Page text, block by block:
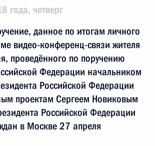
года, четверг
данное по итогам личного
видео-конференц-связи жителя
проведённого по поручению
Федерации начальником
Российской Федерации
проектам Сергеем Новиковым
Российской Федерации
в Москве 27 апреля